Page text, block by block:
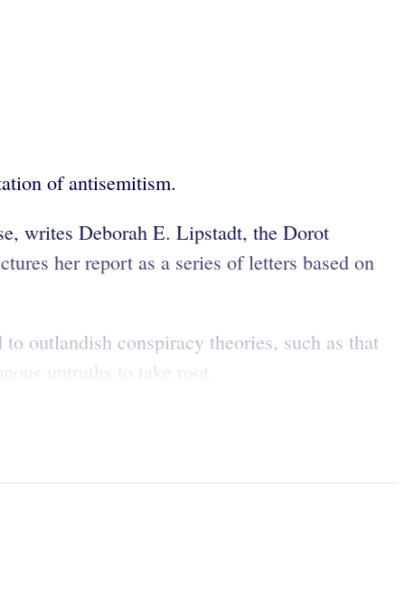
of antisemitism.
writes Deborah E. Lipstadt, the Dorot
her report as a series of letters based on
outlandish conspiracy theories, such as that
untruths to take root.